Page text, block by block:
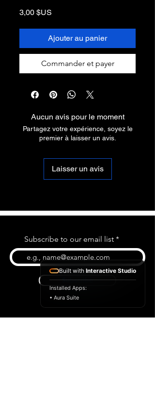
3,00 $US
Ajouter au panier
Commander et payer
Aucun avis pour le moment
Partagez votre expérience, soyez le
premier à laisser un avis.
Laisser un avis
Subscribe to our email list
Subscribe
Built with Interactive Studio
Installed Apps:
• Aura Suite